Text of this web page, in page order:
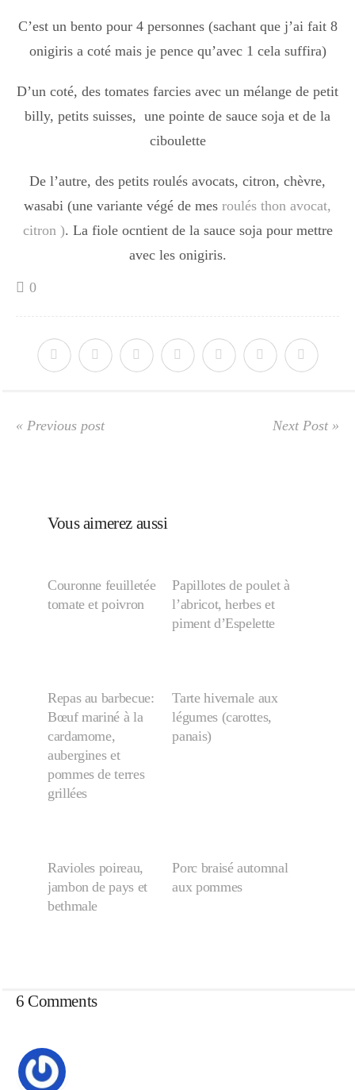
Boisson chaudes
Les classiques
Mes amis en cuisine
Recettes Végétariennes
Tuto
apéro
Japon
C’est un bento pour 4 personnes (sachant que j’ai fait 8
onigiris a coté mais je pence qu’avec 1 cela suffira)
D’un coté, des tomates farcies avec un mélange de petit
billy, petits suisses, une pointe de sauce soja et de la
ciboulette
De l’autre, des petits roulés avocats, citron, chèvre,
wasabi (une variante végé de mes roulés thon avocat,
citron ). La fiole ocntient de la sauce soja pour mettre
avec les onigiris.
0
« Previous post Next Post »
Vous aimerez aussi
Couronne feuilletée
tomate et poivron
Papillotes de poulet à
l’abricot, herbes et
piment d’Espelette
Repas au barbecue:
Bœuf mariné à la
cardamome,
aubergines et
pommes de terres
grillées
Tarte hivernale aux
légumes (carottes,
panais)
Ravioles poireau,
jambon de pays et
bethmale
Porc braisé automnal
aux pommes
6 Comments